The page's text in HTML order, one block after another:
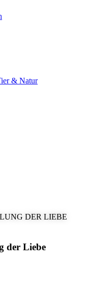
& Natur
DER LIEBE
der Liebe